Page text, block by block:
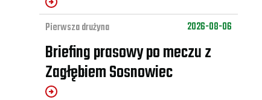
Pierwsza drużyna 2026-08-06
Briefing prasowy po meczu z
Zagłębiem Sosnowiec